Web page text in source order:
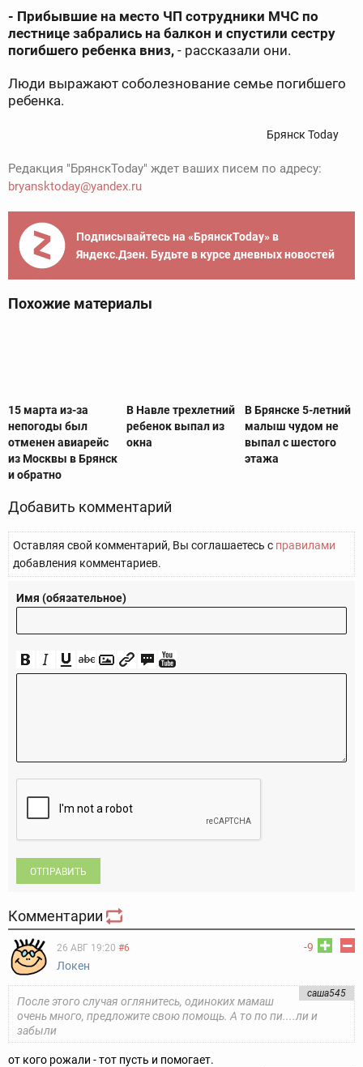
- Прибывшие на место ЧП сотрудники МЧС по
лестнице забрались на балкон и спустили сестру
погибшего ребенка вниз, - рассказали они.
Люди выражают соболезнование семье погибшего
ребенка.
Брянск Today
Редакция "БрянскToday" ждет ваших писем по адресу:
bryansktoday@yandex.ru
Подписывайтесь на «БрянскToday» в
Яндекс.Дзен. Будьте в курсе дневных новостей
Похожие материалы
15 марта из-за
непогоды был
отменен авиарейс
из Москвы в Брянск
и обратно
В Навле трехлетний
ребенок выпал из
окна
В Брянске 5-летний
малыш чудом не
выпал с шестого
этажа
Добавить комментарий
Оставляя свой комментарий, Вы соглашаетесь с правилами
добавления комментариев.
Имя (обязательное)
ОТПРАВИТЬ
Комментарии
-9
26 АВГ 19:20 #6
Локен
саша545
После этого случая оглянитесь, одиноких мамаш
очень много, предложите свою помощь. А то по пи....ли и
забыли
от кого рожали - тот пусть и помогает.